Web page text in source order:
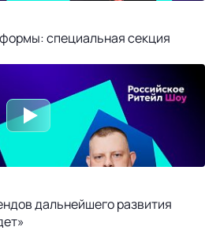
специальная секция
дальнейшего развития